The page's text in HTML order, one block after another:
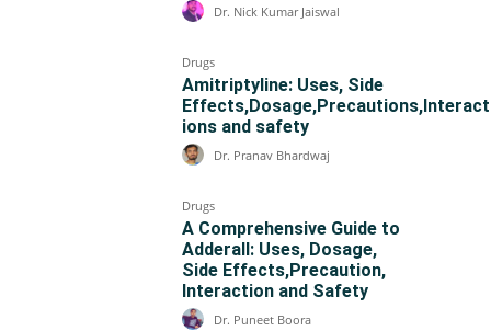
Dr. Nick Kumar Jaiswal
Drugs
Amitriptyline: Uses, Side
Effects,Dosage,Precautions,Interact
ions and safety
Dr. Pranav Bhardwaj
Drugs
A Comprehensive Guide to
Adderall: Uses, Dosage,
Side Effects,Precaution,
Interaction and Safety
Dr. Puneet Boora